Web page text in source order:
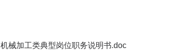
机械加工类典型岗位职务说明书.doc